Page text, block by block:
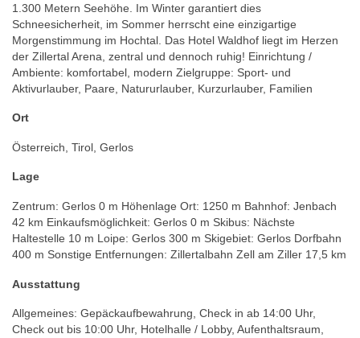
1.300 Metern Seehöhe. Im Winter garantiert dies
Schneesicherheit, im Sommer herrscht eine einzigartige
Morgenstimmung im Hochtal. Das Hotel Waldhof liegt im Herzen
der Zillertal Arena, zentral und dennoch ruhig! Einrichtung /
Ambiente: komfortabel, modern Zielgruppe: Sport- und
Aktivurlauber, Paare, Natururlauber, Kurzurlauber, Familien
Ort
Österreich, Tirol, Gerlos
Lage
Zentrum: Gerlos 0 m Höhenlage Ort: 1250 m Bahnhof: Jenbach
42 km Einkaufsmöglichkeit: Gerlos 0 m Skibus: Nächste
Haltestelle 10 m Loipe: Gerlos 300 m Skigebiet: Gerlos Dorfbahn
400 m Sonstige Entfernungen: Zillertalbahn Zell am Ziller 17,5 km
Ausstattung
Allgemeines: Gepäckaufbewahrung, Check in ab 14:00 Uhr,
Check out bis 10:00 Uhr, Hotelhalle / Lobby, Aufenthaltsraum,